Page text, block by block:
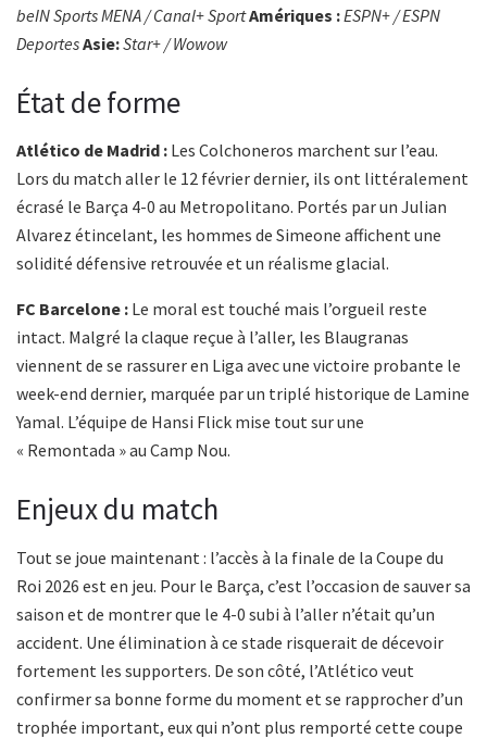
beIN Sports MENA / Canal+ SportAmériques :ESPN+ / ESPN
DeportesAsie:Star+ / Wowow
État de forme
Atlético de Madrid : Les Colchoneros marchent sur l’eau.
Lors du match aller le 12 février dernier, ils ont littéralement
écrasé le Barça 4-0 au Metropolitano. Portés par un Julian
Alvarez étincelant, les hommes de Simeone affichent une
solidité défensive retrouvée et un réalisme glacial.
FC Barcelone : Le moral est touché mais l’orgueil reste
intact. Malgré la claque reçue à l’aller, les Blaugranas
viennent de se rassurer en Liga avec une victoire probante le
week-end dernier, marquée par un triplé historique de Lamine
Yamal. L’équipe de Hansi Flick mise tout sur une
« Remontada » au Camp Nou.
Enjeux du match
Tout se joue maintenant : l’accès à la finale de la Coupe du
Roi 2026 est en jeu. Pour le Barça, c’est l’occasion de sauver sa
saison et de montrer que le 4-0 subi à l’aller n’était qu’un
accident. Une élimination à ce stade risquerait de décevoir
fortement les supporters. De son côté, l’Atlético veut
confirmer sa bonne forme du moment et se rapprocher d’un
trophée important, eux qui n’ont plus remporté cette coupe